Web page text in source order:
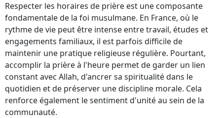
Respecter les horaires de prière est une composante
fondamentale de la foi musulmane. En France, où le
rythme de vie peut être intense entre travail, études et
engagements familiaux, il est parfois difficile de
maintenir une pratique religieuse régulière. Pourtant,
accomplir la prière à l'heure permet de garder un lien
constant avec Allah, d'ancrer sa spiritualité dans le
quotidien et de préserver une discipline morale. Cela
renforce également le sentiment d'unité au sein de la
communauté.